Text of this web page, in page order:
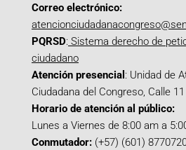
Correo electrónico:
PQRSD: Sistema derecho de
ciudadano
Atención presencial : Unidad de
Ciudadana del Congreso, Calle
Horario de atención al público:
Lunes a Viernes de 8:00 am a
Conmutador: (+57) (601)